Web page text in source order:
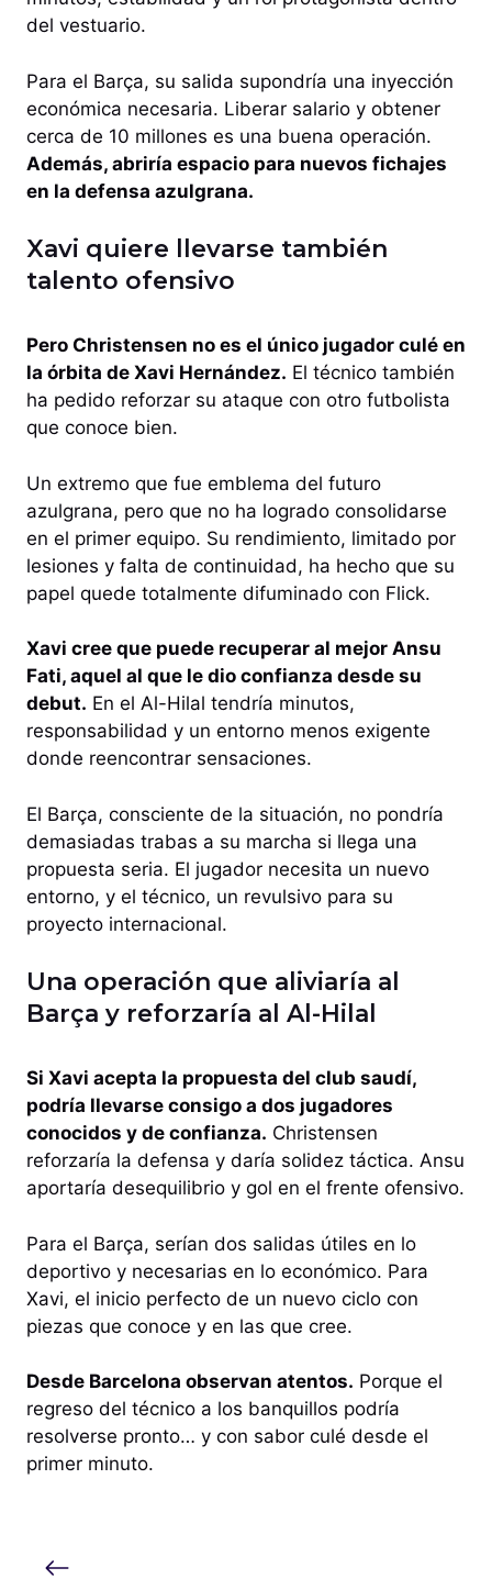
del vestuario.
Para el Barça, su salida supondría una inyección
económica necesaria. Liberar salario y obtener
cerca de 10 millones es una buena operación.
Además, abriría espacio para nuevos fichajes
en la defensa azulgrana.
Xavi quiere llevarse también
talento ofensivo
Pero Christensen no es el único jugador culé en
la órbita de Xavi Hernández. El técnico también
ha pedido reforzar su ataque con otro futbolista
que conoce bien.
Un extremo que fue emblema del futuro
azulgrana, pero que no ha logrado consolidarse
en el primer equipo. Su rendimiento, limitado por
lesiones y falta de continuidad, ha hecho que su
papel quede totalmente difuminado con Flick.
Xavi cree que puede recuperar al mejor Ansu
Fati, aquel al que le dio confianza desde su
debut. En el Al-Hilal tendría minutos,
responsabilidad y un entorno menos exigente
donde reencontrar sensaciones.
El Barça, consciente de la situación, no pondría
demasiadas trabas a su marcha si llega una
propuesta seria. El jugador necesita un nuevo
entorno, y el técnico, un revulsivo para su
proyecto internacional.
Una operación que aliviaría al
Barça y reforzaría al Al-Hilal
Si Xavi acepta la propuesta del club saudí,
podría llevarse consigo a dos jugadores
conocidos y de confianza. Christensen
reforzaría la defensa y daría solidez táctica. Ansu
aportaría desequilibrio y gol en el frente ofensivo.
Para el Barça, serían dos salidas útiles en lo
deportivo y necesarias en lo económico. Para
Xavi, el inicio perfecto de un nuevo ciclo con
piezas que conoce y en las que cree.
Desde Barcelona observan atentos. Porque el
regreso del técnico a los banquillos podría
resolverse pronto… y con sabor culé desde el
primer minuto.